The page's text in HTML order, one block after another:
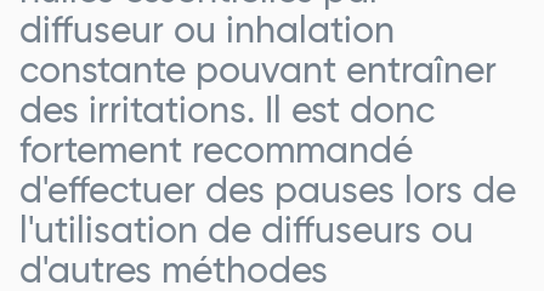
diffuseur ou inhalation
constante pouvant entraîner
des irritations. Il est donc
fortement recommandé
d'effectuer des pauses lors de
l'utilisation de diffuseurs ou
d'autres méthodes